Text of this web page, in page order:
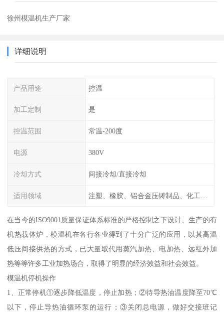
徐州模温机生产厂家
详细说明
产品用途 控温
加工定制 是
控温范围 常温-200度
电源 380V
冷却方式 间接冷却/直接冷却
适用领域
在当今的ISO9001质量保证体系标准的严格控制之下设计、生产的有
机热载体炉，模温机在各行各业得到了十分广泛的应用，以其高温
低压间接供热的方式，已大量取代用蒸汽加热、电加热、远红外加
热等等许多工业加热场合，取得了明显的经济效益和社会效益。
模温机停机操作
1、正常停机①逐步降低温度，停止加热；②待导热油温度降至70℃
以下，停止导热油循环泵的运行；③关闭总电源，做好交接班记